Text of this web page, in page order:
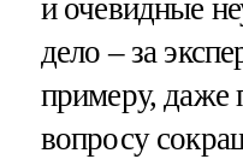
и очевидные
дело – за
примеру, даже
вопросу